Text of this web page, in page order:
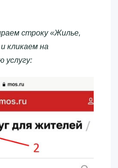
строку «Жилье,
кликаем на
услугу: